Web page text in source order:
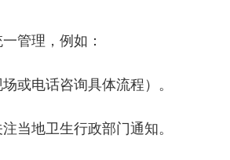
管理，例如：
或电话咨询具体流程）。
当地卫生行政部门通知。